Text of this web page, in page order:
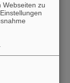
näher
und FAIR
Webseiten zu